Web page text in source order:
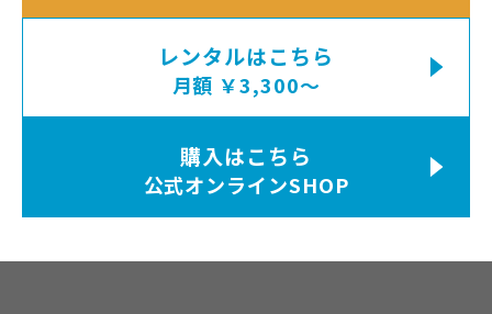
レンタルはこちら
月額 ￥3,300〜
購入はこちら
公式オンラインSHOP